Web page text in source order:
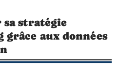
stratégie
aux données